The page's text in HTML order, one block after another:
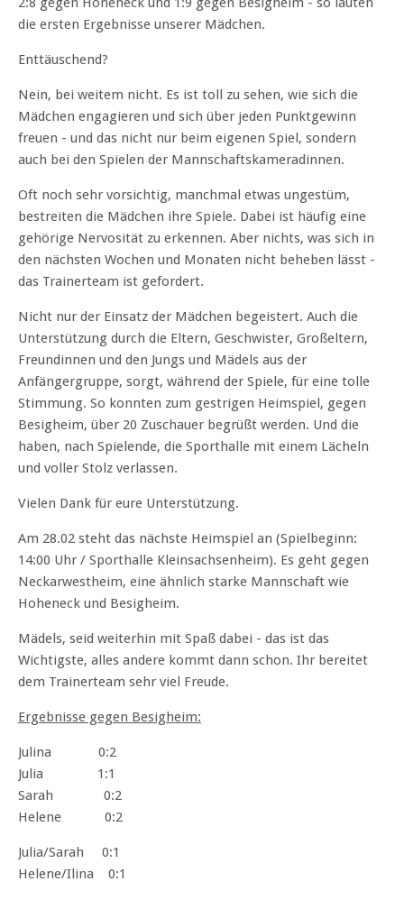
die ersten Ergebnisse unserer Mädchen.
Enttäuschend?
Nein, bei weitem nicht. Es ist toll zu sehen, wie sich die
Mädchen engagieren und sich über jeden Punktgewinn
freuen - und das nicht nur beim eigenen Spiel, sondern
auch bei den Spielen der Mannschaftskameradinnen.
Oft noch sehr vorsichtig, manchmal etwas ungestüm,
bestreiten die Mädchen ihre Spiele. Dabei ist häufig eine
gehörige Nervosität zu erkennen. Aber nichts, was sich in
den nächsten Wochen und Monaten nicht beheben lässt -
das Trainerteam ist gefordert.
Nicht nur der Einsatz der Mädchen begeistert. Auch die
Unterstützung durch die Eltern, Geschwister, Großeltern,
Freundinnen und den Jungs und Mädels aus der
Anfängergruppe, sorgt, während der Spiele, für eine tolle
Stimmung. So konnten zum gestrigen Heimspiel, gegen
Besigheim, über 20 Zuschauer begrüßt werden. Und die
haben, nach Spielende, die Sporthalle mit einem Lächeln
und voller Stolz verlassen.
Vielen Dank für eure Unterstützung.
Am 28.02 steht das nächste Heimspiel an (Spielbeginn:
14:00 Uhr / Sporthalle Kleinsachsenheim). Es geht gegen
Neckarwestheim, eine ähnlich starke Mannschaft wie
Hoheneck und Besigheim.
Mädels, seid weiterhin mit Spaß dabei - das ist das
Wichtigste, alles andere kommt dann schon. Ihr bereitet
dem Trainerteam sehr viel Freude.
Ergebnisse gegen Besigheim:
Julina 0:2
Julia 1:1
Sarah 0:2
Helene 0:2
Julia/Sarah 0:1
Helene/Ilina 0:1